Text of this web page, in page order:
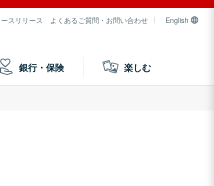
スリリース よくあるご質問・お問い合わせ English
銀行・保険 楽しむ